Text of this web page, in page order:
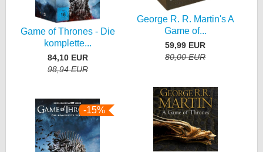
Game of Thrones - Die
komplette...
84,10 EUR
98,94 EUR
George R. R. Martin's A
Game of...
59,99 EUR
80,00 EUR
-15%